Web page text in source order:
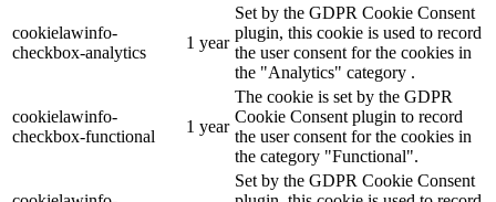
cookielawinfo-
checkbox-analytics
1 year
Set by the GDPR Cookie Consent
plugin, this cookie is used to record
the user consent for the cookies in
the "Analytics" category .
cookielawinfo-
checkbox-functional
1 year
The cookie is set by the GDPR
Cookie Consent plugin to record
the user consent for the cookies in
the category "Functional".
Set by the GDPR Cookie Consent